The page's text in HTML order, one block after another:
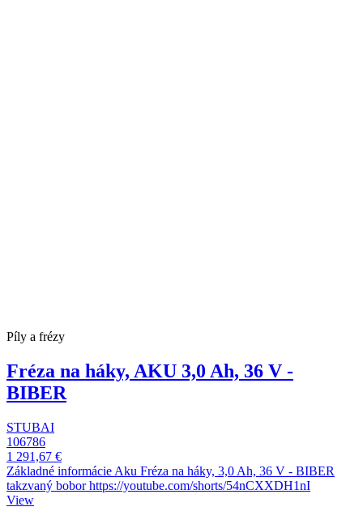
Píly a frézy
Fréza na háky, AKU 3,0 Ah, 36 V -
BIBER
STUBAI
106786
1 291,67 €
Základné informácie Aku Fréza na háky, 3,0 Ah, 36 V - BIBER
takzvaný bobor https://youtube.com/shorts/54nCXXDH1nI
View